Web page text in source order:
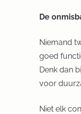
De
Niemand
goed
Denk dan
voor
Niet elk